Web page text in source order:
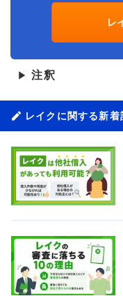
レ
▶ 注釈
レイクに関する新着